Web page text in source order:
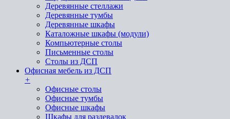
Деревянные стеллажи
Деревянные тумбы
Деревянные шкафы
Каталожные шкафы (модули)
Компьютерные столы
Письменные столы
Столы из ДСП
Офисная мебель из ДСП
+
Офисные столы
Офисные тумбы
Офисные шкафы
Шкафы для раздевалок